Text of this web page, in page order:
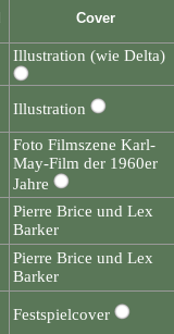
Cover
Illustration (wie Delta)
Illustration
Foto Filmszene Karl-
May-Film der 1960er
Jahre
Pierre Brice und Lex
Barker
Pierre Brice und Lex
Barker
Festspielcover